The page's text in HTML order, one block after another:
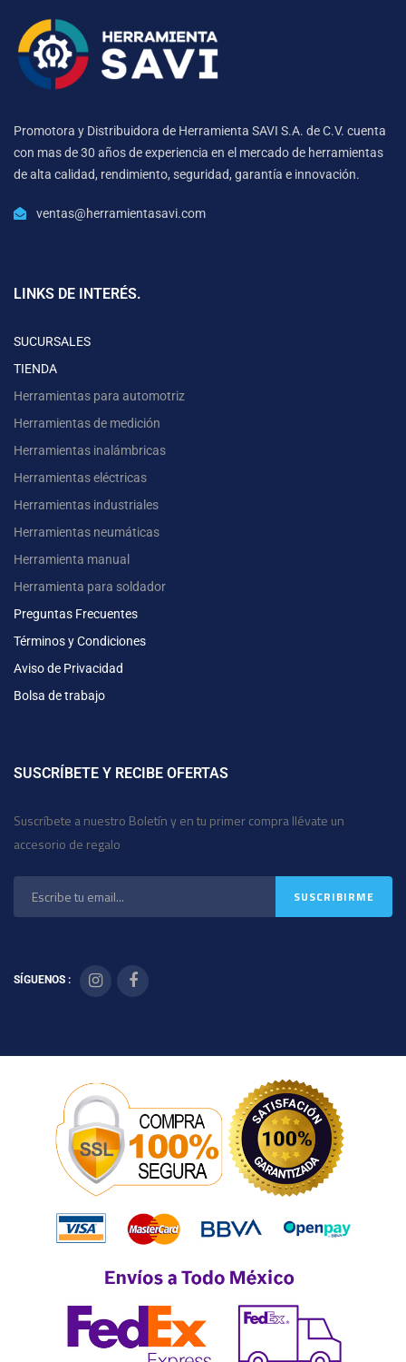
Promotora y Distribuidora de Herramienta SAVI S.A. de C.V. cuenta
con mas de 30 años de experiencia en el mercado de herramientas
de alta calidad, rendimiento, seguridad, garantía e innovación.
ventas@herramientasavi.com
LINKS DE INTERÉS.
SUCURSALES
TIENDA
Herramientas para automotriz
Herramientas de medición
Herramientas inalámbricas
Herramientas eléctricas
Herramientas industriales
Herramientas neumáticas
Herramienta manual
Herramienta para soldador
Preguntas Frecuentes
Términos y Condiciones
Aviso de Privacidad
Bolsa de trabajo
SUSCRÍBETE Y RECIBE OFERTAS
Suscríbete a nuestro Boletín y en tu primer compra llévate un
accesorio de regalo
SÍGUENOS :